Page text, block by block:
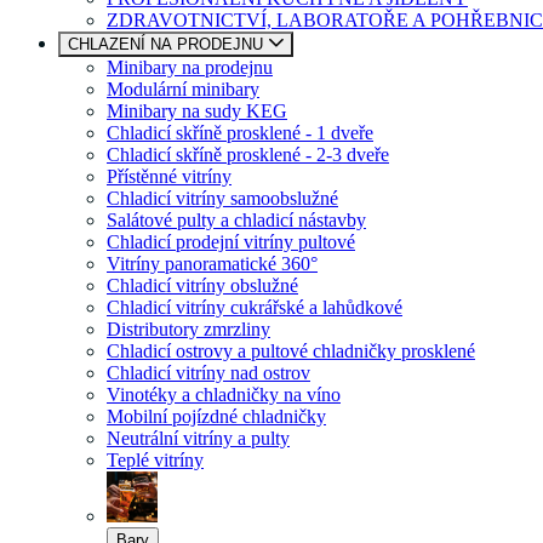
ZDRAVOTNICTVÍ, LABORATOŘE A
CHLAZENÍ NA PRODEJNU
Minibary na prodejnu
Modulární minibary
Minibary na sudy KEG
Chladicí skříně prosklené - 1 dveře
Chladicí skříně prosklené - 2-3 dveře
Přístěnné vitríny
Chladicí vitríny samoobslužné
Salátové pulty a chladicí nástavby
Chladicí prodejní vitríny pultové
Vitríny panoramatické 360°
Chladicí vitríny obslužné
Chladicí vitríny cukrářské a lahůdkové
Distributory zmrzliny
Chladicí ostrovy a pultové chladničky prosklené
Chladicí vitríny nad ostrov
Vinotéky a chladničky na víno
Mobilní pojízdné chladničky
Neutrální vitríny a pulty
Teplé vitríny